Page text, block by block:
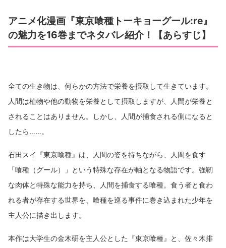
ネタバレ考察4：謎だらけの仮面集団・道化師（ピエ
ロ）
ネタバレ考察5：喰種組織・アオギリの樹の秘密
希望の光が射す！【14巻ネタバレ注意】
それぞれの葛藤【15巻ネタバレ注意】
オールスター勢揃いで、物語は最終回へ！【16巻ネ
タバレ注意】
伏線、謎がストーリーを深める！漫画『東京喰
アニメ化漫画『東京喰種トーキョーグール:re』
の魅力を16巻までネタバレ紹介！【あらすじ】
全ての生き物は、何らかの方法で栄養を摂取して生きています。
人間は植物や他の動物を栄養として摂取しますが、人間が栄養と
されることはありません。しかし、人間が捕食される側になると
したら……。
石田スイ『東京喰種』は、人間の姿を持ちながら、人間を食す
「喰種（グール）」という特殊な存在が軸となる物語です。強靭
な肉体と特殊な能力を持ち、人間を捕食する喰種。食う者と食わ
れる者が存在する世界を、喰種を巡る事件に巻き込まれた少年を
主人公に描き出します。
本作は大学生の金木研を主人公とした『東京喰種』と、佐々木排